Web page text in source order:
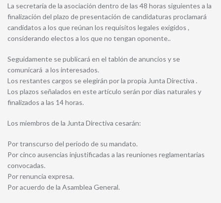
La secretaría de la asociación dentro de las 48 horas siguientes a la
finalización del plazo de presentación de candidaturas proclamará
candidatos a los que reúnan los requisitos legales exigidos ,
considerando electos a los que no tengan oponente..
Seguidamente se publicará en el tablón de anuncios y se
comunicará a los interesados.
Los restantes cargos se elegirán por la propia Junta Directiva .
Los plazos señalados en este artículo serán por días naturales y
finalizados a las 14 horas.
Los miembros de la Junta Directiva cesarán:
Por transcurso del periodo de su mandato.
Por cinco ausencias injustificadas a las reuniones reglamentarias
convocadas.
Por renuncia expresa.
Por acuerdo de la Asamblea General.